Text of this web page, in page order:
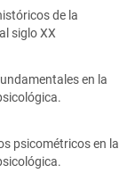
de la
siglo XX
en la
psicométricos en la